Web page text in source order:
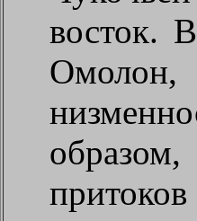
восток.
Омолон,